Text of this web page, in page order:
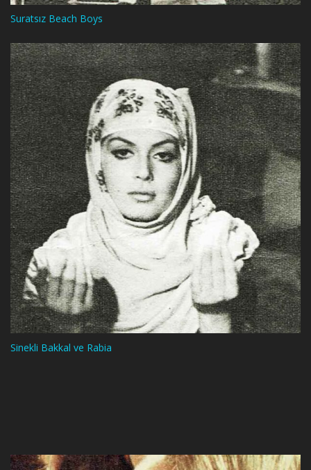
Suratsız Beach Boys
Sinekli Bakkal ve Rabia